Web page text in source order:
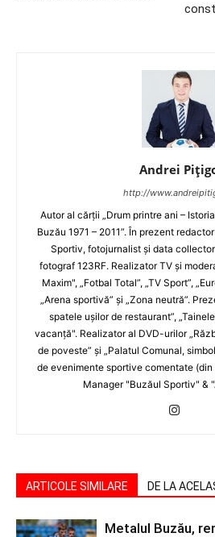
Andrei
http://
Autor al cărţii „Drum printre ani –
Buzău 1971 – 2011”. În prezent
Sportiv, fotojurnalist şi data
fotograf 123RF. Realizator TV şi
Maxim", „Fotbal Total”, „TV Sport”,
„Arena sportivă” şi „Zona neutră”.
spatele uşilor de restaurant”,
vacanţă". Realizator al DVD-urilor
de poveste” şi „Palatul Comunal,
de evenimente sportive comentate
Manager "Buzăul Sportiv" &
ARTICOLE SIMILARE DE LA
Metalul Buzău,